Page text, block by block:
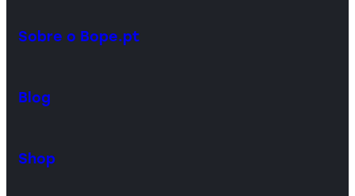
Sobre o Bope.pt
Blog
Shop